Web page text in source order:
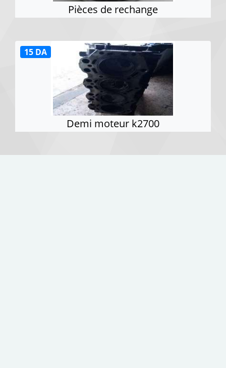
Pièces de rechange
Demi moteur k2700
15 DA